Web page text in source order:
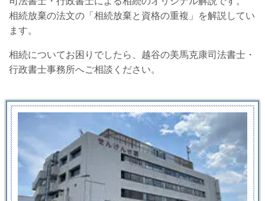
相続放棄の法文の「相続放棄と資格の重複」を解説してい
ます。
相続についてお困りでしたら、越谷の美馬克康司法書士・
行政書士事務所へご相談ください。